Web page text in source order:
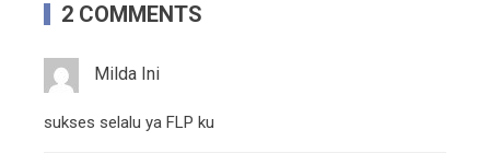
2 COMMENTS
Milda Ini
sukses selalu ya FLP ku